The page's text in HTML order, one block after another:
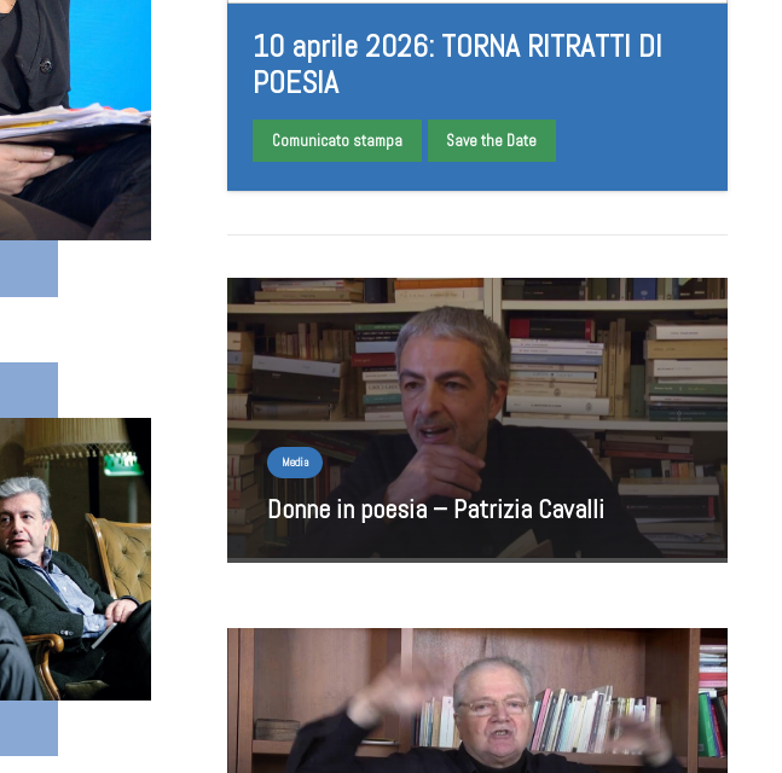
10 aprile 2026: TORNA RITRATTI DI
POESIA
Comunicato stampa Save the Date
Media
Donne in poesia – Patrizia Cavalli